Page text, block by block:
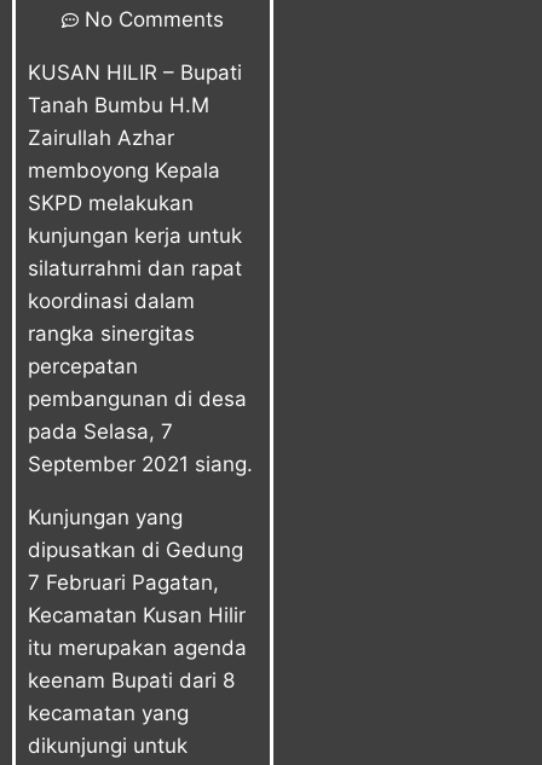
No Comments
KUSAN HILIR – Bupati
Tanah Bumbu H.M
Zairullah Azhar
memboyong Kepala
SKPD melakukan
kunjungan kerja untuk
silaturrahmi dan rapat
koordinasi dalam
rangka sinergitas
percepatan
pembangunan di desa
pada Selasa, 7
September 2021 siang.
Kunjungan yang
dipusatkan di Gedung
7 Februari Pagatan,
Kecamatan Kusan Hilir
itu merupakan agenda
keenam Bupati dari 8
kecamatan yang
dikunjungi untuk